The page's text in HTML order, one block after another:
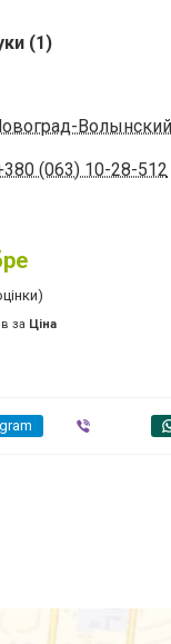
(1)
(063) 10-28-512
за Ціна